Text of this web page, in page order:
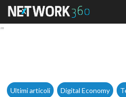
Arriva
Ultimi articoli Digital Economy